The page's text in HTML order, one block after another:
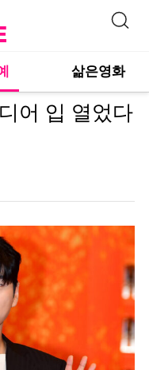
삶은영화
어 입 열었다